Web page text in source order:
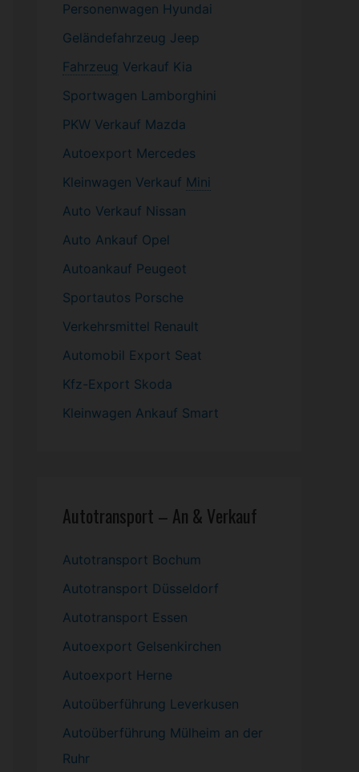
Personenwagen Hyundai
Geländefahrzeug Jeep
Fahrzeug Verkauf Kia
Sportwagen Lamborghini
PKW Verkauf Mazda
Autoexport Mercedes
Kleinwagen Verkauf Mini
Auto Verkauf Nissan
Auto Ankauf Opel
Autoankauf Peugeot
Sportautos Porsche
Verkehrsmittel Renault
Automobil Export Seat
Kfz-Export Skoda
Kleinwagen Ankauf Smart
Autotransport – An & Verkauf
Autotransport Bochum
Autotransport Düsseldorf
Autotransport Essen
Autoexport Gelsenkirchen
Autoexport Herne
Autoüberführung Leverkusen
Autoüberführung Mülheim an der
Ruhr